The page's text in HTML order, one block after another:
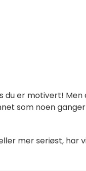
du er motivert!
som noen
mer seriøst,